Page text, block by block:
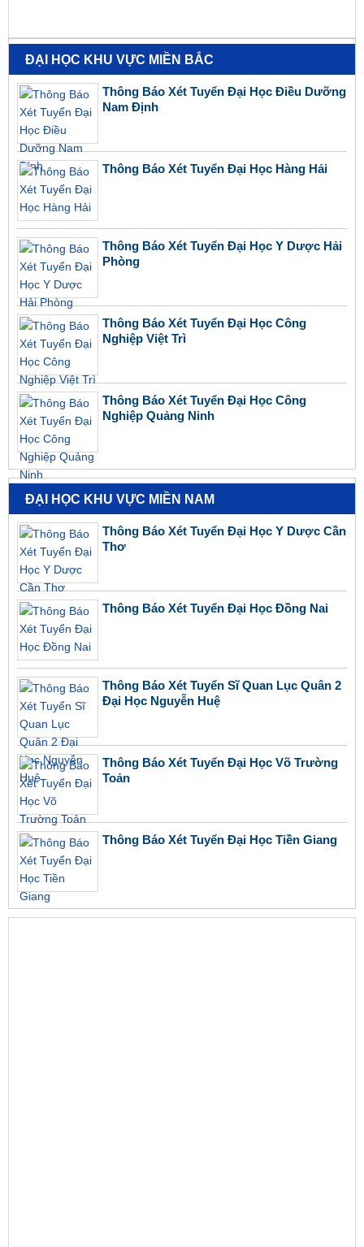
ĐẠI HỌC KHU VỰC MIỀN BẮC
Thông Báo Xét Tuyển Đại Học Điều Dưỡng
Nam Định
Thông Báo Xét Tuyển Đại Học Hàng Hải
Thông Báo Xét Tuyển Đại Học Y Dược Hải
Phòng
Thông Báo Xét Tuyển Đại Học Công
Nghiệp Việt Trì
Thông Báo Xét Tuyển Đại Học Công
Nghiệp Quảng Ninh
ĐẠI HỌC KHU VỰC MIỀN NAM
Thông Báo Xét Tuyển Đại Học Y Dược Cần
Thơ
Thông Báo Xét Tuyển Đại Học Đồng Nai
Thông Báo Xét Tuyển Sĩ Quan Lục Quân 2
Đại Học Nguyễn Huệ
Thông Báo Xét Tuyển Đại Học Võ Trường
Toản
Thông Báo Xét Tuyển Đại Học Tiền Giang